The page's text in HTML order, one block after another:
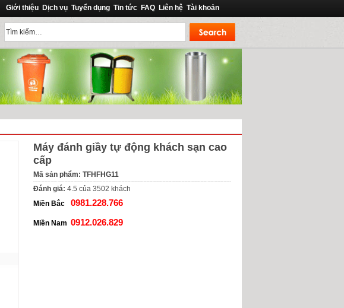
Giới thiệu Dịch vụ Tuyển dụng Tin tức FAQ Liên hệ Tài khoản
Máy đánh giầy tự động khách sạn cao
cấp
Mã sản phẩm: TFHFHG11
Đánh giá: 4.5 của 3502 khách
Miền Bắc
0981.228.766
Miền Nam 0912.026.829